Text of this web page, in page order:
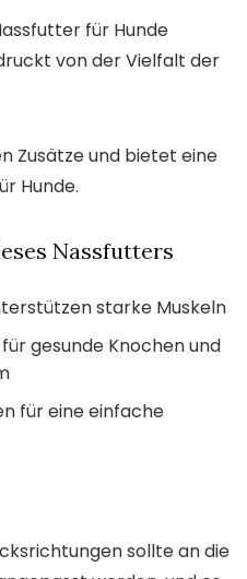
für Hunde
von der Vielfalt der
Zusätze und bietet eine
Hunde.
Nassfutters
starke Muskeln
gesunde Knochen und
für eine einfache
sollte an die